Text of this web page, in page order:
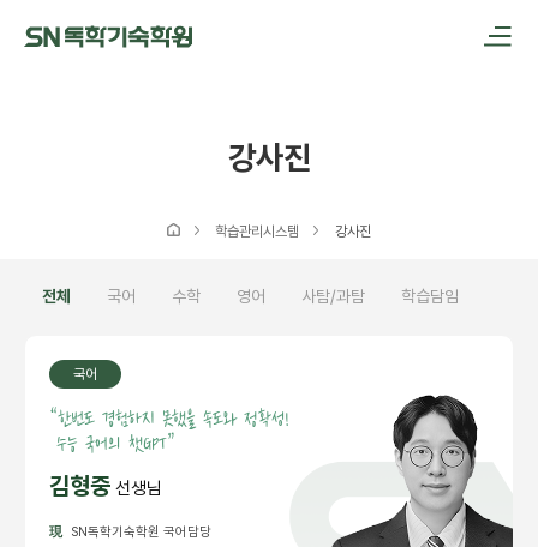
강사진
학습관리시스템 강사진
전체 국어 수학 영어 사탐/과탐 학습담임
국어
“한번도 경험하지 못했을 속도와 정확성!
수능 국어의 챗GPT”
김형중 선생님
現
SN독학기숙학원 국어담당